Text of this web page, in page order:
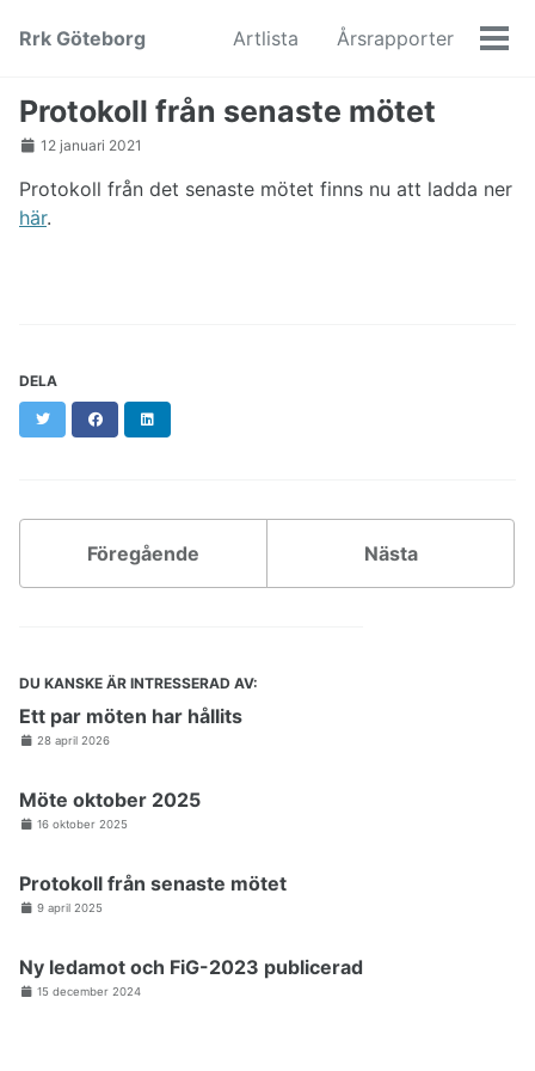
navigation
Rrk Göteborg Artlista Årsrapporter
Protokoll från senaste mötet
12 januari 2021
Protokoll från det senaste mötet finns nu att ladda ner
här.
DELA
Twitter Facebook
Föregående Nästa
DU KANSKE ÄR INTRESSERAD AV:
Ett par möten har hållits
28 april 2026
Möte oktober 2025
16 oktober 2025
Protokoll från senaste mötet
9 april 2025
Ny ledamot och FiG-2023 publicerad
15 december 2024